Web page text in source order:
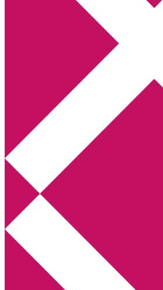
Annikas litteratur- och kulturblogg
Deckare, kriminalromaner, thrillers
Hem
Boktolva
Författarfemman
Kontakt